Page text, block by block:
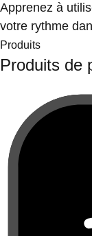
Apprenez à
votre rythme
Produits
Produits de